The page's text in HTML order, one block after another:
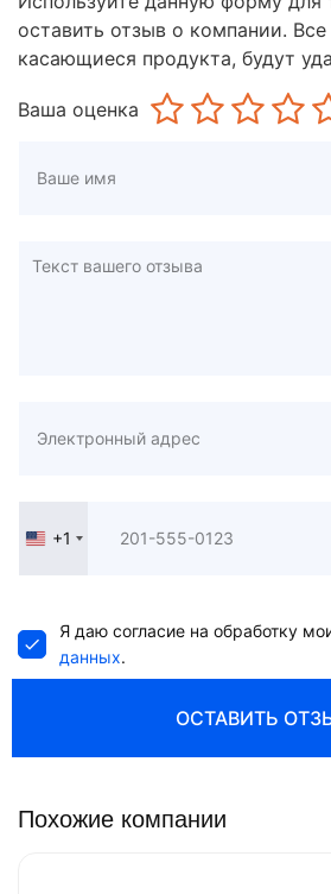
оставить отзыв о компании.
касающиеся продукта, будут
Ваша оценка
United
+1
Я даю согласие на обработку
данных.
ОСТАВИТЬ
Похожие компании